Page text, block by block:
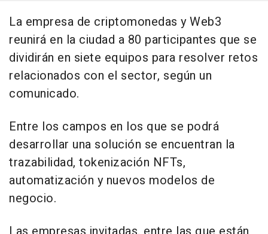
La empresa de criptomonedas y Web3
reunirá en la ciudad a 80 participantes que se
dividirán en siete equipos para resolver retos
relacionados con el sector, según un
comunicado.
Entre los campos en los que se podrá
desarrollar una solución se encuentran la
trazabilidad, tokenización NFTs,
automatización y nuevos modelos de
negocio.